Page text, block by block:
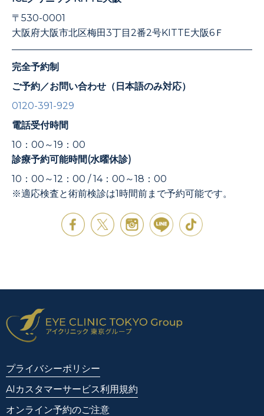
〒530-0001
大阪府大阪市北区梅田3丁目2番2号KITTE大阪6Ｆ
完全予約制
ご予約／お問い合わせ（日本語のみ対応）
0120-391-929
電話受付時間
10：00～19：00
診療予約可能時間(水曜休診)
10：00～12：00 / 14：00～18：00
※適応検査と術前検診は1時間前まで予約可能です。
プライバシーポリシー
AIカスタマーサービス利用規約
オンライン予約のご注意